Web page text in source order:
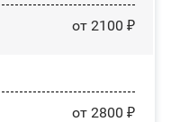
от 2100 ₽
от 2800 ₽